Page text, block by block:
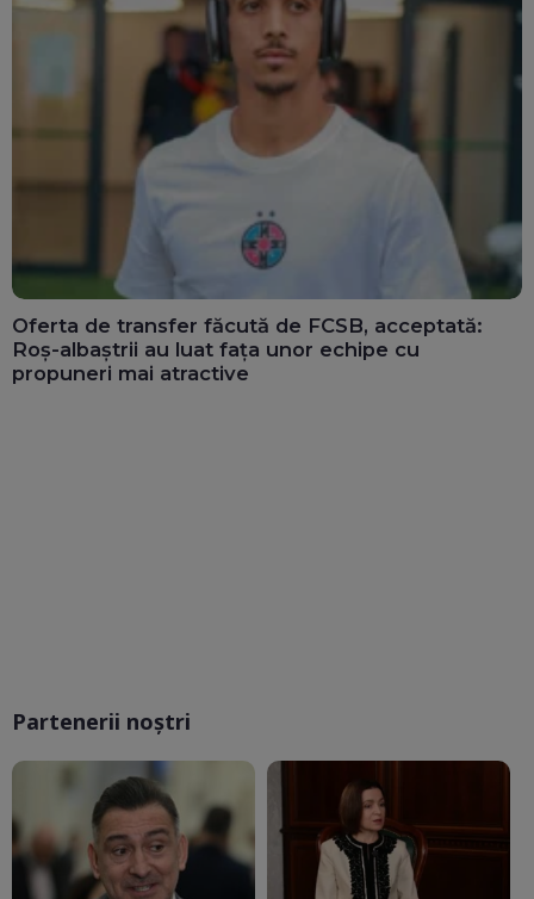
Oferta de transfer făcută de FCSB, acceptată:
Roș-albaștrii au luat fața unor echipe cu
propuneri mai atractive
Partenerii noștri